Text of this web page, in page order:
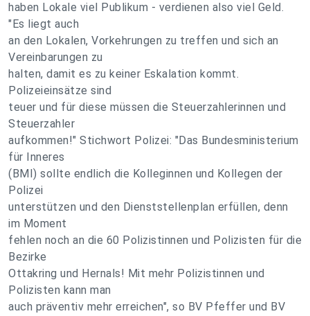
haben Lokale viel Publikum - verdienen also viel Geld.
"Es liegt auch
an den Lokalen, Vorkehrungen zu treffen und sich an
Vereinbarungen zu
halten, damit es zu keiner Eskalation kommt.
Polizeieinsätze sind
teuer und für diese müssen die Steuerzahlerinnen und
Steuerzahler
aufkommen!" Stichwort Polizei: "Das Bundesministerium
für Inneres
(BMI) sollte endlich die Kolleginnen und Kollegen der
Polizei
unterstützen und den Dienststellenplan erfüllen, denn
im Moment
fehlen noch an die 60 Polizistinnen und Polizisten für die
Bezirke
Ottakring und Hernals! Mit mehr Polizistinnen und
Polizisten kann man
auch präventiv mehr erreichen", so BV Pfeffer und BV